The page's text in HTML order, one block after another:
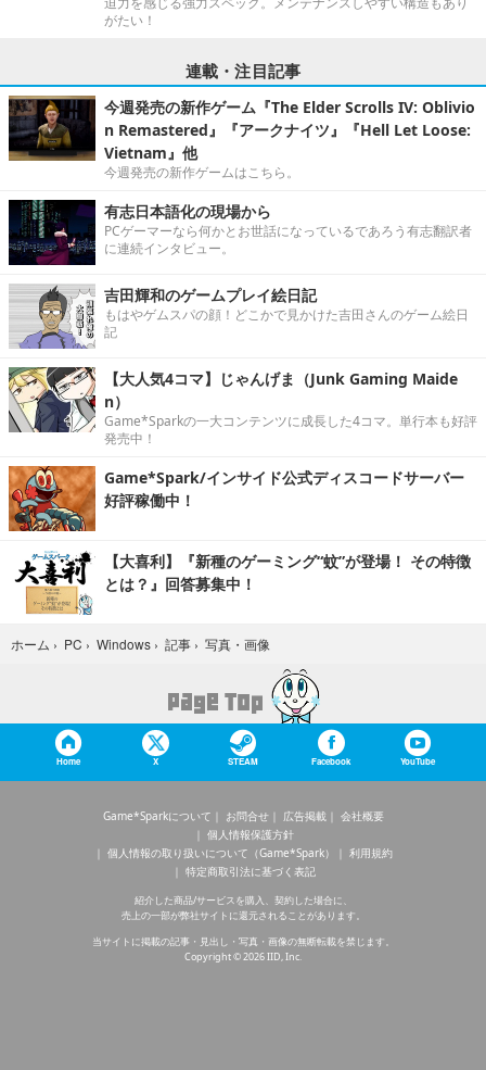
がたい！
連載・注目記事
今週発売の新作ゲーム『The Elder Scrolls IV: Oblivio
n Remastered』『アークナイツ』『Hell Let Loose:
Vietnam』他
今週発売の新作ゲームはこちら。
有志日本語化の現場から
PCゲーマーなら何かとお世話になっているであろう有志翻訳者
に連続インタビュー。
吉田輝和のゲームプレイ絵日記
もはやゲムスパの顔！どこかで見かけた吉田さんのゲーム絵日
記
【大人気4コマ】じゃんげま（Junk Gaming Maide
n）
Game*Sparkの一大コンテンツに成長した4コマ。単行本も好評
発売中！
Game*Spark/インサイド公式ディスコードサーバー
好評稼働中！
【大喜利】『新種のゲーミング“蚊”が登場！ その特徴
とは？』回答募集中！
ホーム › PC › Windows › 記事 › 写真・画像
Home X STEAM Facebook YouTube
Game*Sparkについて お問合せ 広告掲載
会社概要
個人情報保護方針
個人情報の取り扱いについて（Game*Spark）
利用規約
特定商取引法に基づく表記
紹介した商品/サービスを購入、契約した場合に、
売上の一部が弊社サイトに還元されることがあります。
当サイトに掲載の記事・見出し・写真・画像の無断転載を禁じます。
Copyright © 2026 IID, Inc.